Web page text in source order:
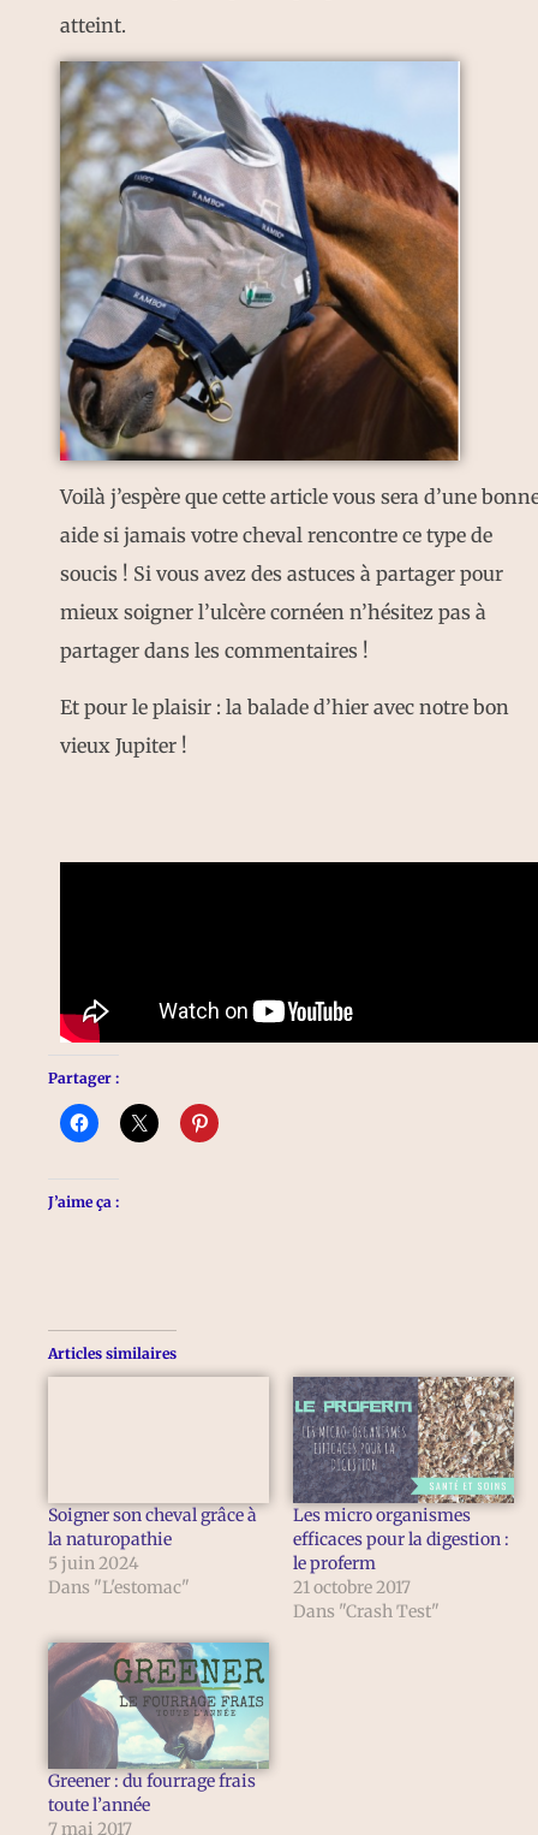
atteint.
Voilà j’espère que cette article vous sera d’une
aide si jamais votre cheval rencontre ce type de
soucis ! Si vous avez des astuces à partager pour
mieux soigner l’ulcère cornéen n’hésitez pas à
partager dans les commentaires !
Et pour le plaisir : la balade d’hier avec notre bon
vieux Jupiter !
Partager :
J’aime ça :
Articles similaires
Soigner son cheval grâce à
la naturopathie
5 juin 2024
Dans "L'estomac"
Les micro organismes
efficaces pour la digestion :
le proferm
21 octobre 2017
Dans "Crash Test"
Greener : du fourrage frais
toute l’année
7 mai 2017